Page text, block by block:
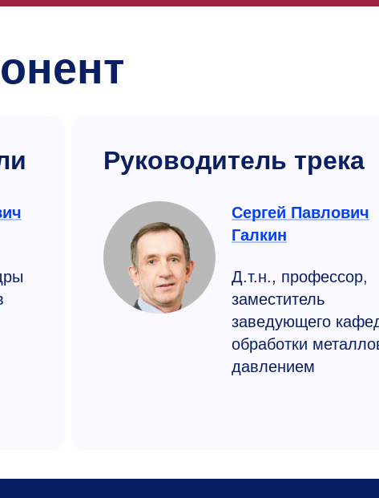
Руководитель трека
Сергей Павлович
Галкин
Д.т.н., профессор,
заместитель
заведующего
обработки
давлением